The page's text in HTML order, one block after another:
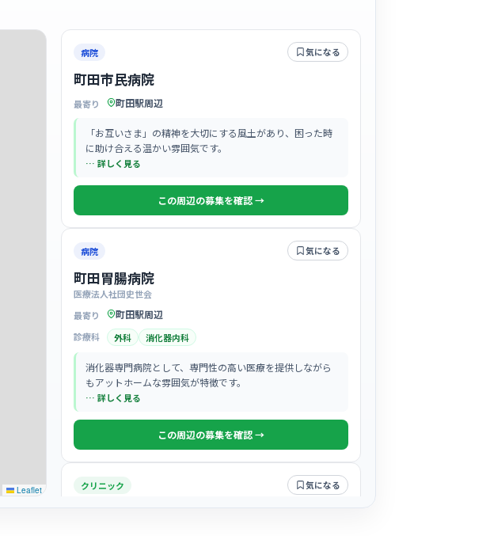
Leaflet
病院 気になる
町田市民病院
最寄り 町田駅周辺
「お互いさま」の精神を大切にする風土があり、困った時
に助け合える温かい雰囲気です。
… 詳しく見る
この周辺の募集を確認 →
病院 気になる
町田胃腸病院
医療法人社団史世会
最寄り
町田駅周辺
診療科 外科 消化器内科
消化器専門病院として、専門性の高い医療を提供しながら
もアットホームな雰囲気が特徴です。
… 詳しく見る
この周辺の募集を確認 →
クリニック 気になる